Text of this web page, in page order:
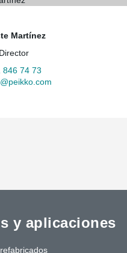
Martínez
846 74 73
y aplicaciones